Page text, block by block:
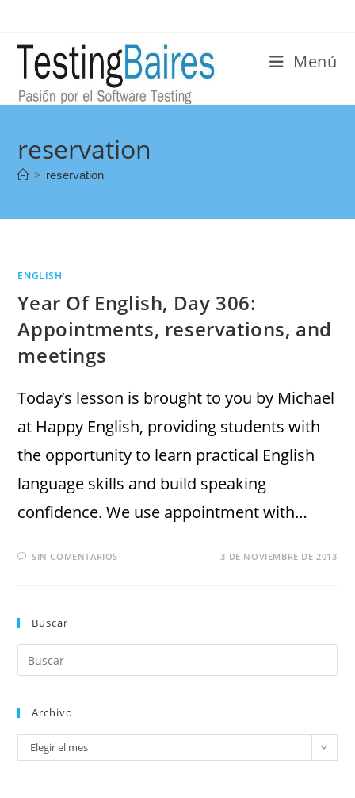
Menú
reservation
> reservation
ENGLISH
Year Of English, Day 306:
Appointments, reservations, and
meetings
Today’s lesson is brought to you by Michael
at Happy English, providing students with
the opportunity to learn practical English
language skills and build speaking
confidence. We use appointment with…
SIN COMENTARIOS 3 DE NOVIEMBRE DE 2013
Buscar
Archivo
Elegir el mes